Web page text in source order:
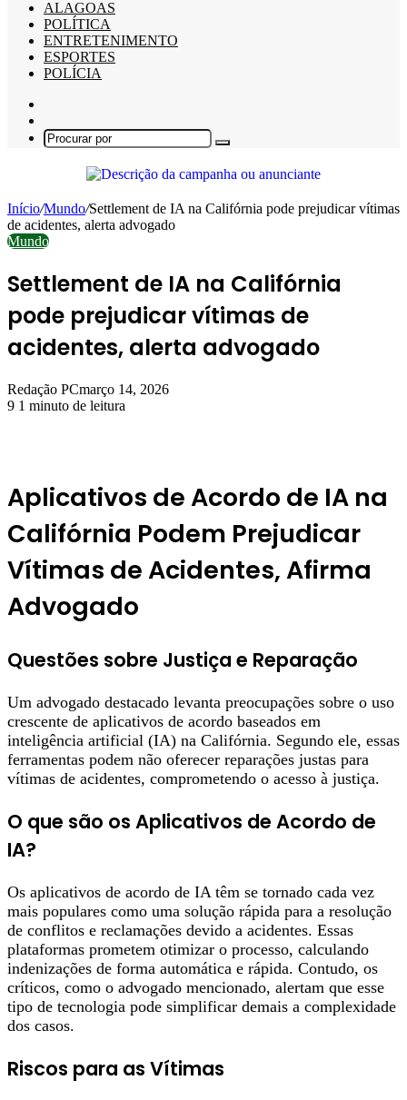
ALAGOAS
POLÍTICA
ENTRETENIMENTO
ESPORTES
POLÍCIA
skin
Procurar
Início/Mundo/Settlement de IA na Califórnia pode prejudicar vítimas
de acidentes, alerta advogado
Mundo
Settlement de IA na Califórnia
pode prejudicar vítimas de
acidentes, alerta advogado
Redação PCmarço 14, 2026
9 1 minuto de leitura
Aplicativos de Acordo de IA na
Califórnia Podem Prejudicar
Vítimas de Acidentes, Afirma
Advogado
Questões sobre Justiça e Reparação
Um advogado destacado levanta preocupações sobre o uso
crescente de aplicativos de acordo baseados em
inteligência artificial (IA) na Califórnia. Segundo ele, essas
ferramentas podem não oferecer reparações justas para
vítimas de acidentes, comprometendo o acesso à justiça.
O que são os Aplicativos de Acordo de
IA?
Os aplicativos de acordo de IA têm se tornado cada vez
mais populares como uma solução rápida para a resolução
de conflitos e reclamações devido a acidentes. Essas
plataformas prometem otimizar o processo, calculando
indenizações de forma automática e rápida. Contudo, os
críticos, como o advogado mencionado, alertam que esse
tipo de tecnologia pode simplificar demais a complexidade
dos casos.
Riscos para as Vítimas